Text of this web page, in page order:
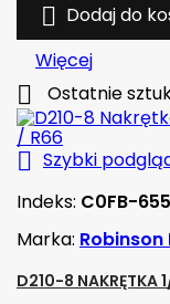
 Dodaj do
Więcej
 Ostatnie
 Szybki
Indeks: C0FB-
Marka:
D210-8 NAKRĘTKA